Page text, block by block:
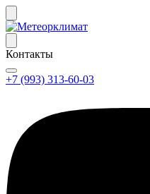
Контакты
+7 (993) 313-60-03